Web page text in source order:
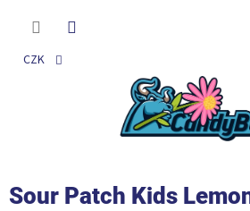
CZK
Sour Patch Kids